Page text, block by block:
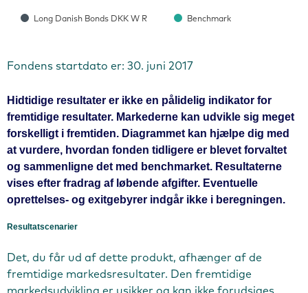
Long Danish Bonds DKK W R Benchmark
Fondens startdato er: 30. juni 2017
Hidtidige resultater er ikke en pålidelig indikator for
fremtidige resultater. Markederne kan udvikle sig meget
forskelligt i fremtiden. Diagrammet kan hjælpe dig med
at vurdere, hvordan fonden tidligere er blevet forvaltet
og sammenligne det med benchmarket. Resultaterne
vises efter fradrag af løbende afgifter. Eventuelle
oprettelses- og exitgebyrer indgår ikke i beregningen.
Resultatscenarier
Det, du får ud af dette produkt, afhænger af de
fremtidige markedsresultater. Den fremtidige